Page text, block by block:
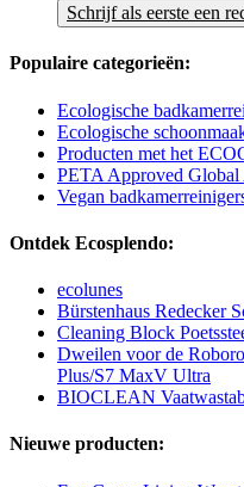
Schrijf als eerste een
Populaire categorieën:
Ecologische
Ecologische
Producten met het
PETA Approved
Vegan
Ontdek Ecosplendo:
ecolunes
Bürstenhaus Redecker
Cleaning Block
Dweilen voor de
Plus/S7 MaxV Ultra
BIOCLEAN
Nieuwe producten: